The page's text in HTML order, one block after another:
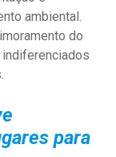
ambiental.
do
para